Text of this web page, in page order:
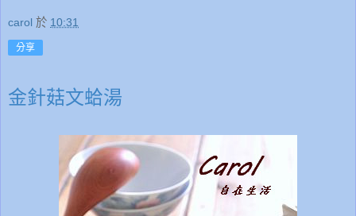
carol 於 10:31
分享
金針菇文蛤湯